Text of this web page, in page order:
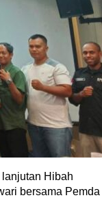
Hibah
bersama Pemda